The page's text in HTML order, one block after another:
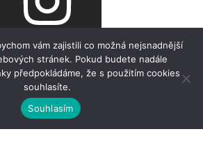
vám zajistili co možná nejsnadnější
stránek. Pokud budete nadále
předpokládáme, že s použitím cookies
souhlasíte.
Souhlasím